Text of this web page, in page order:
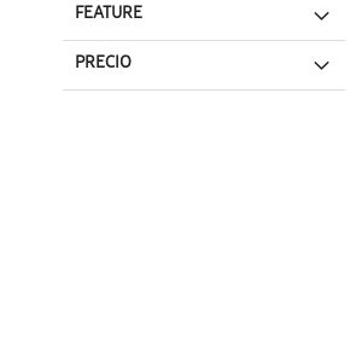
FEATURE
PRECIO